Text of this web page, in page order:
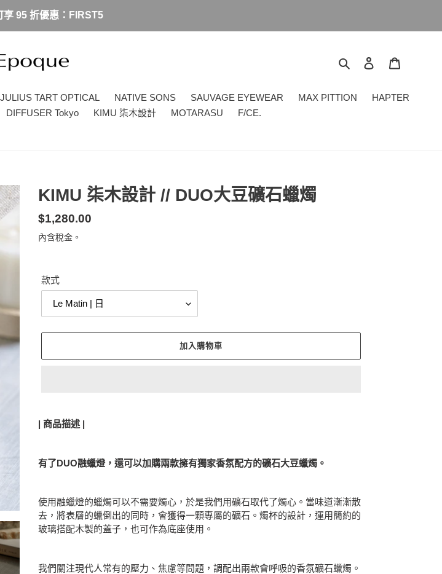
享 95 折優惠：FIRST5
搜尋 登入
JULIUS TART OPTICAL NATIVE SONS SAUVAGE EYEWEAR MAX PITTION
HAPTER
DIFFUSER Tokyo KIMU 柒木設計 MOTARASU F/CE.
KIMU 柒木設計 // DUO大豆礦石蠟燭
定
價
$1,280.00
內含稅金。
款式
加入購物車
在
將
品
您
的
購
| 商品描述 |
有了DUO融蠟燈，還可以加購兩款擁有獨家香氛配方的礦石大豆蠟燭。
使用融蠟燈的蠟燭可以不需要燭心，於是我們用礦石取代了燭心。當味道漸漸散
去，將表層的蠟倒出的同時，會獲得一顆專屬的礦石。燭杯的設計，運用簡約的
玻璃搭配木製的蓋子，也可作為底座使用。
我們關注現代人常有的壓力、焦慮等問題，調配出兩款會呼吸的香氛礦石蠟燭。